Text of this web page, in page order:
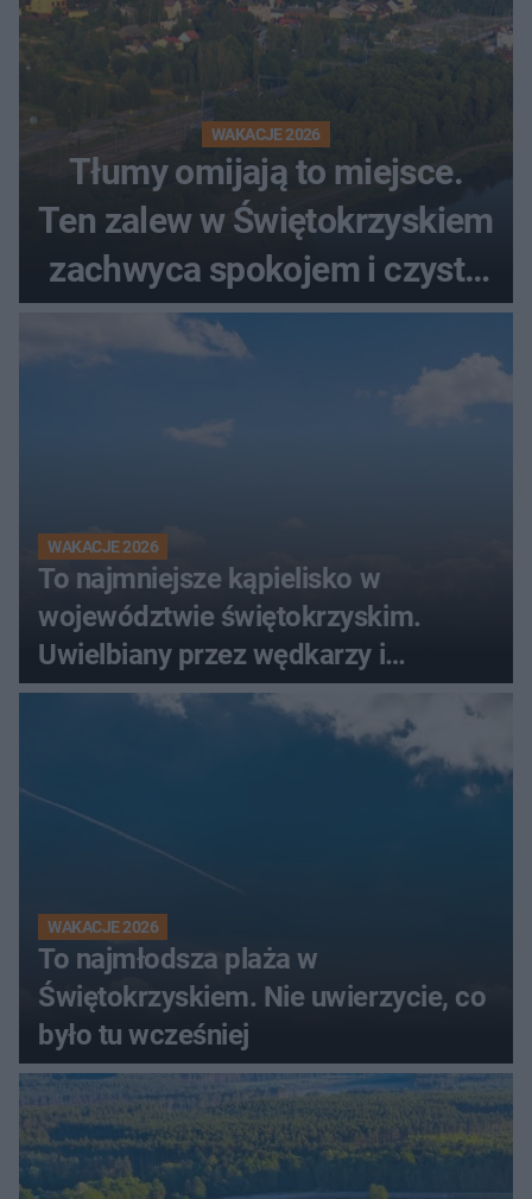
WAKACJE 2026
Tłumy omijają to miejsce.
Ten zalew w Świętokrzyskiem
zachwyca spokojem i czystą
wodą
WAKACJE 2026
To najmniejsze kąpielisko w
województwie świętokrzyskim.
Uwielbiany przez wędkarzy i
turystów
WAKACJE 2026
To najmłodsza plaża w
Świętokrzyskiem. Nie uwierzycie, co
było tu wcześniej